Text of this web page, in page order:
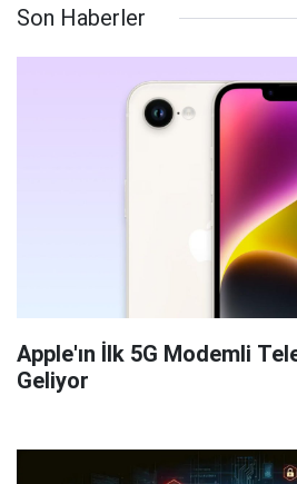
Son Haberler
Apple'ın İlk 5G Modemli
Geliyor